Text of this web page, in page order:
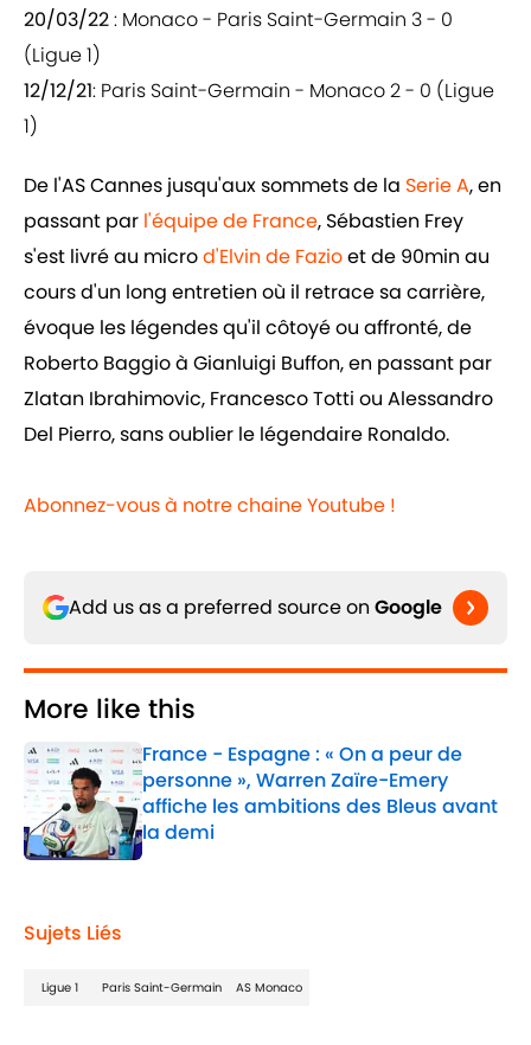
20/03/22: Monaco - Paris Saint-Germain 3 - 0
(Ligue 1)
12/12/21: Paris Saint-Germain - Monaco 2 - 0 (Ligue
1)
De l'AS Cannes jusqu'aux sommets de la Serie A, en
passant par l'équipe de France, Sébastien Frey
s'est livré au microd'Elvin de Fazioet de 90min au
cours d'un long entretien où il retrace sa carrière,
évoque les légendes qu'il côtoyé ou affronté, de
Roberto Baggio à Gianluigi Buffon, en passant par
Zlatan Ibrahimovic, Francesco Totti ou Alessandro
Del Pierro, sans oublier le légendaire Ronaldo.
Abonnez-vous à notre chaine Youtube !
Add us as a preferred source on Google
More like this
France - Espagne : « On a peur de
personne », Warren Zaïre-Emery
affiche les ambitions des Bleus avant
la demi
Published by on Invalid Date
Sujets Liés
Ligue 1 Paris Saint-Germain AS Monaco